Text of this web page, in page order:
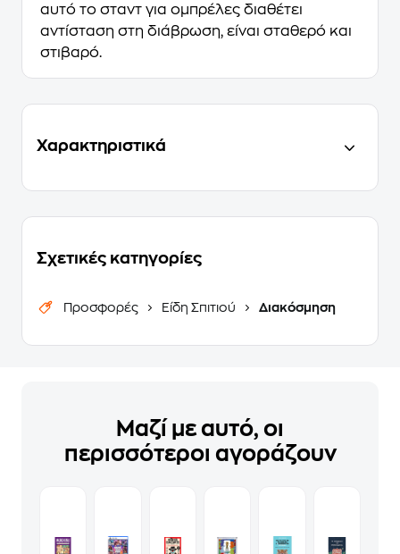
αυτό το σταντ για ομπρέλες διαθέτει
αντίσταση στη διάβρωση, είναι σταθερό και
στιβαρό.
Χαρακτηριστικά
Σχετικές κατηγορίες
Προσφορές Είδη Σπιτιού Διακόσμηση
Μαζί με αυτό, οι
περισσότεροι αγοράζουν